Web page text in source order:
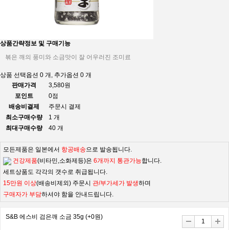
상품간략정보 및 구매기능
볶은 깨의 풍미와 소금맛이 잘 어우러진 조미료
상품 선택옵션 0 개, 추가옵션 0 개
판매가격
3,580원
포인트
0점
배송비결제
주문시 결제
최소구매수량
1 개
최대구매수량
40 개
모든제품은 일본에서 항공배송으로 발송됩니다.
건강제품(비타민,소화제등)은 6개까지 통관가능합니다.
세트상품도 각각의 갯수로 취급됩니다.
15만원 이상(배송비제외) 주문시 관/부가세가 발생하며
구매자가 부담하셔야 함을 안내드립니다.
S&B 에스비 검은깨 소금 35g (+0원)